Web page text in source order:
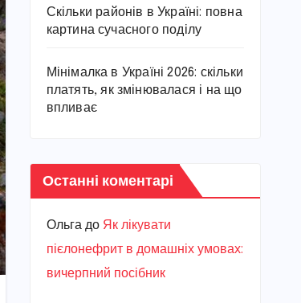
Скільки районів в Україні: повна
картина сучасного поділу
Мінімалка в Україні 2026: скільки
платять, як змінювалася і на що
впливає
Останні коментарі
Ольгадо Як лікувати
пієлонефрит в домашніх умовах:
вичерпний посібник